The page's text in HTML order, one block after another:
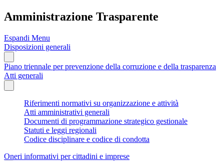
Amministrazione Trasparente
Espandi Menu
Disposizioni generali
Piano triennale per prevenzione della corruzione e della trasparenza
Atti generali
Riferimenti normativi su organizzazione e attività
Atti amministrativi generali
Documenti di programmazione strategico gestionale
Statuti e leggi regionali
Codice disciplinare e codice di condotta
Oneri informativi per cittadini e imprese